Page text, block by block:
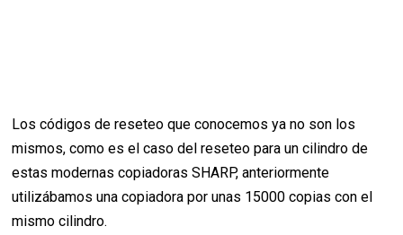
Los códigos de reseteo que conocemos ya no son los
mismos, como es el caso del reseteo para un cilindro de
estas modernas copiadoras SHARP, anteriormente
utilizábamos una copiadora por unas 15000 copias con el
mismo cilindro.